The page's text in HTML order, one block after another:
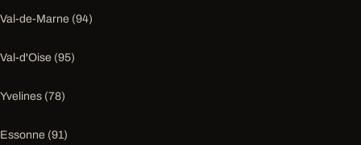
Val-de-Marne (94)
Val-d'Oise (95)
Yvelines (78)
Essonne (91)